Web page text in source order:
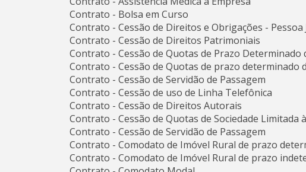
Contrato - Bolsa em Curso
Contrato - Cessão de Direitos e Obrigações - Pessoa
Contrato - Cessão de Direitos Patrimoniais
Contrato - Cessão de Quotas de Prazo Determinado
Contrato - Cessão de Quotas de prazo determinado
Contrato - Cessão de Servidão de Passagem
Contrato - Cessão de uso de Linha Telefônica
Contrato - Cessão de Direitos Autorais
Contrato - Cessão de Quotas de Sociedade Limitada
Contrato - Cessão de Servidão de Passagem
Contrato - Comodato de Imóvel Rural de prazo
Contrato - Comodato de Imóvel Rural de prazo